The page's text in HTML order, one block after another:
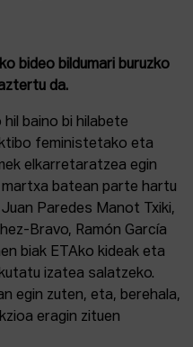
bideo bildumari buruzko
da.
baino bi hilabete
feministetako eta
elkarretaratzea egin
martxa batean parte hartu
Paredes Manot Txiki,
Bravo, Ramón García
biak ETAko kideak eta
izatea salatzeko.
egin zuten, eta, berehala,
eragin zituen